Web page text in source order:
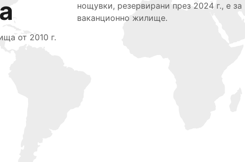
от 2010 г.
нощувки, резервирани през 2024 г., е за
ваканционно жилище.